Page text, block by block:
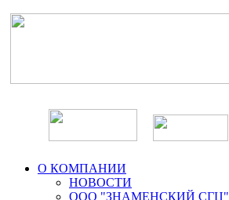
О КОМПАНИИ
НОВОСТИ
ООО "ЗНАМЕНСКИЙ СГЦ"